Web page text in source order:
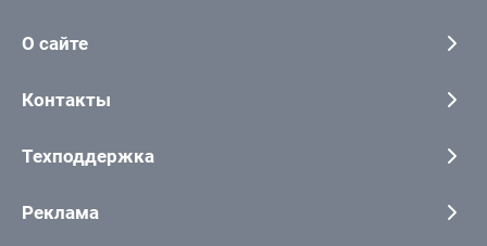
О сайте
Контакты
Техподдержка
Реклама